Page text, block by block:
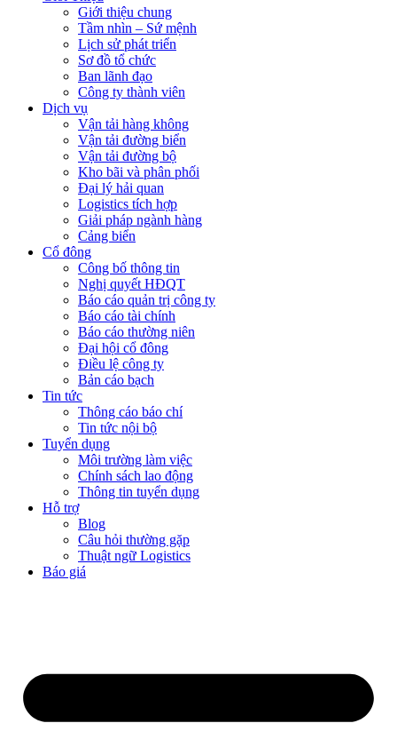
Giới thiệu chung
Tầm nhìn – Sứ mệnh
Lịch sử phát triển
Sơ đồ tổ chức
Ban lãnh đạo
Công ty thành viên
Dịch vụ
Vận tải hàng không
Vận tải đường biển
Vận tải đường bộ
Kho bãi và phân phối
Đại lý hải quan
Logistics tích hợp
Giải pháp ngành hàng
Cảng biển
Cổ đông
Công bố thông tin
Nghị quyết HĐQT
Báo cáo quản trị công ty
Báo cáo tài chính
Báo cáo thường niên
Đại hội cổ đông
Điều lệ công ty
Bản cáo bạch
Tin tức
Thông cáo báo chí
Tin tức nội bộ
Tuyển dụng
Môi trường làm việc
Chính sách lao động
Thông tin tuyển dụng
Hỗ trợ
Blog
Câu hỏi thường gặp
Thuật ngữ Logistics
Báo giá